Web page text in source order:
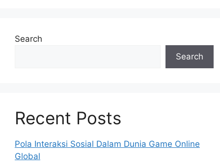
Search
Search
Recent Posts
Pola Interaksi Sosial Dalam Dunia Game Online
Global